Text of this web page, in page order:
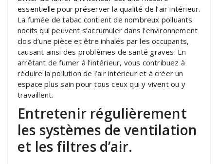
essentielle pour préserver la qualité de l’air intérieur.
La fumée de tabac contient de nombreux polluants
nocifs qui peuvent s’accumuler dans l’environnement
clos d’une pièce et être inhalés par les occupants,
causant ainsi des problèmes de santé graves. En
arrêtant de fumer à l’intérieur, vous contribuez à
réduire la pollution de l’air intérieur et à créer un
espace plus sain pour tous ceux qui y vivent ou y
travaillent.
Entretenir régulièrement
les systèmes de ventilation
et les filtres d’air.